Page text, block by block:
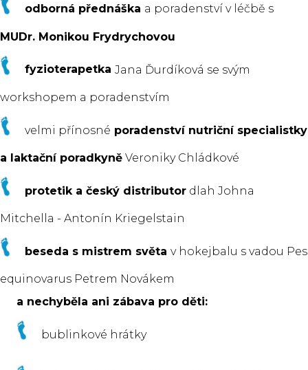
odborná přednáška a poradenství v léčbě s
MUDr. Monikou Frydrychovou
fyzioterapetka Jana Ďurdíková se svým
workshopem a poradenstvím
velmi přínosné poradenství nutriční specialistky
a laktační poradkyně Veroniky Chládkové
protetik a český distributor dlah Johna
Mitchella - Antonín Kriegelstain
beseda s mistrem světa v hokejbalu s vadou Pes
equinovarus Petrem Novákem
a nechyběla ani zábava pro děti:
bublinkové hrátky